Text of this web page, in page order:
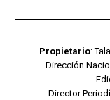
Propietario:
Dirección
Director